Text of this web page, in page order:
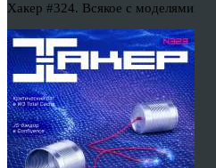
Хакер #324. Всякое с моделями